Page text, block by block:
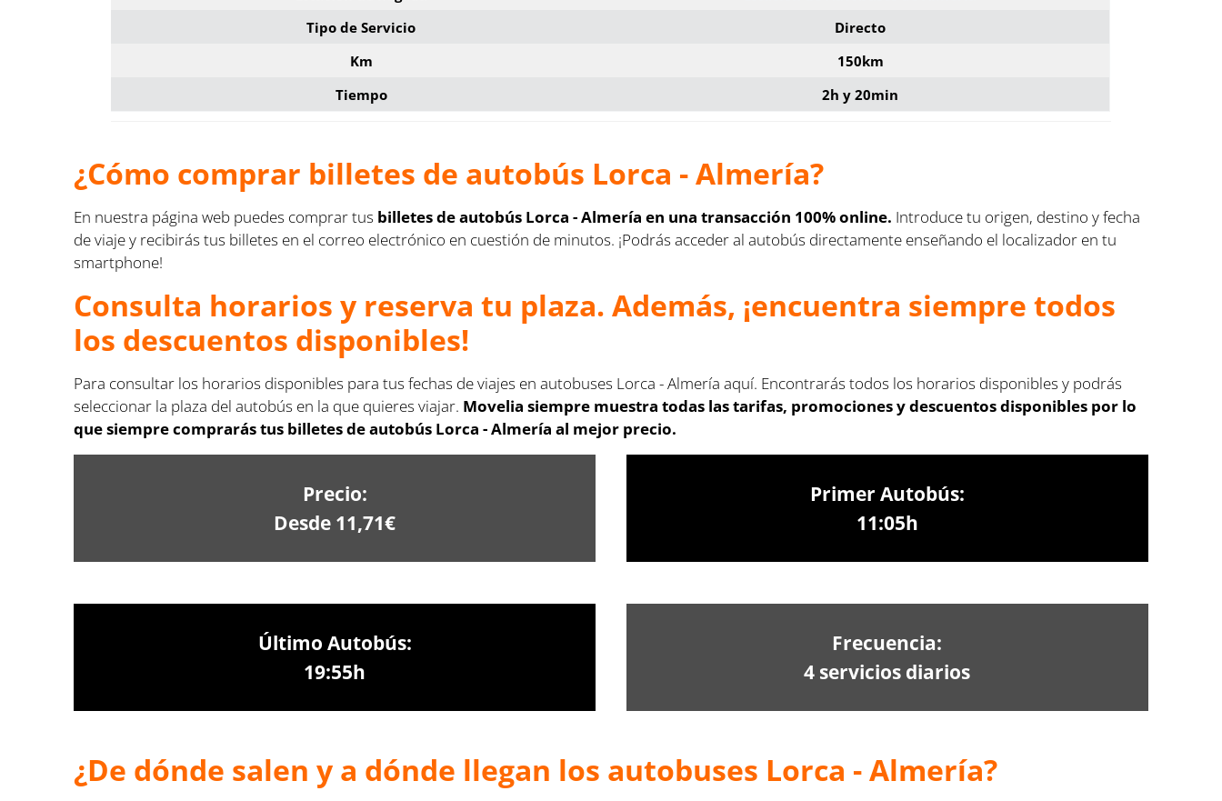
Tipo de Servicio
Directo
Km
150km
Tiempo
2h y 20min
¿Cómo comprar billetes de autobús Lorca - Almería?
En nuestra página web puedes comprar tus billetes de autobús Lorca - Almería en una transacción 100% online. Introduce tu origen, destino y fecha
de viaje y recibirás tus billetes en el correo electrónico en cuestión de minutos. ¡Podrás acceder al autobús directamente enseñando el localizador en tu
smartphone!
Consulta horarios y reserva tu plaza. Además, ¡encuentra siempre todos
los descuentos disponibles!
Para consultar los horarios disponibles para tus fechas de viajes en autobuses Lorca - Almería aquí. Encontrarás todos los horarios disponibles y podrás
seleccionar la plaza del autobús en la que quieres viajar. Movelia siempre muestra todas las tarifas, promociones y descuentos disponibles por lo
que siempre comprarás tus billetes de autobús Lorca - Almería al mejor precio.
Precio:
Desde 11,71€
Primer Autobús:
11:05h
Último Autobús:
19:55h
Frecuencia:
4 servicios diarios
¿De dónde salen y a dónde llegan los autobuses Lorca - Almería?